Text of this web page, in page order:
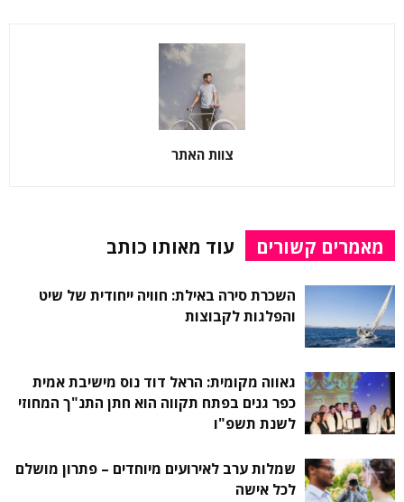
צוות האתר
מאמרים קשורים עוד מאותו כותב
השכרת סירה באילת: חוויה ייחודית של שיט
והפלגות לקבוצות
גאווה מקומית: הראל דוד נוס מישיבת אמית
כפר גנים בפתח תקווה הוא חתן התנ"ך המחוזי
לשנת תשפ"ו
שמלות ערב לאירועים מיוחדים – פתרון מושלם
לכל אישה